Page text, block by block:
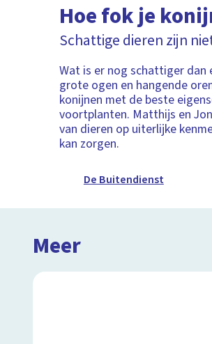
Hoe fok je
Schattige dieren zijn
Wat is er nog schattiger dan
grote ogen en hangende
konijnen met de beste
voortplanten. Matthijs en
van dieren op uiterlijke
kan zorgen.
De Buitendienst
Meer